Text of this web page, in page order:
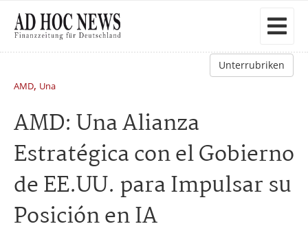
Unterrubriken
AMD, Una
AMD: Una Alianza
Estratégica con el Gobierno
de EE.UU. para Impulsar su
Posición en IA